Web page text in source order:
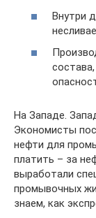
Внутри
На Западе.
Экономисты
нефти для
платить – за
выработали
промывочных
знаем, как